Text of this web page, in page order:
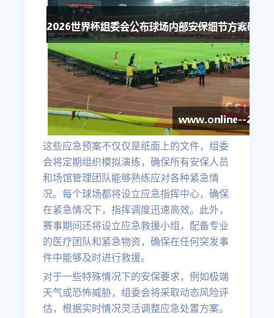
这些应急预案不仅仅是纸面上的文件，组委
会将定期组织模拟演练，确保所有安保人员
和场馆管理团队能够熟练应对各种紧急情
况。每个球场都将设立应急指挥中心，确保
在紧急情况下，指挥调度迅速高效。此外，
赛事期间还将设立应急救援小组，配备专业
的医疗团队和紧急物资，确保在任何突发事
件中能够及时进行救援。
对于一些特殊情况下的安保要求，例如极端
天气或恐怖威胁，组委会将采取动态风险评
估，根据实时情况灵活调整应急处置方案。